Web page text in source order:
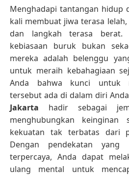
Menghadapi tantangan hidup
kali membuat jiwa terasa
dan langkah terasa berat.
kebiasaan buruk bukan
mereka adalah belenggu
untuk meraih kebahagiaan
Anda bahwa kunci untuk
tersebut ada di dalam diri
Jakarta hadir sebagai
menghubungkan keinginan
kekuatan tak terbatas dari
Dengan pendekatan
terpercaya, Anda dapat
ulang mental untuk